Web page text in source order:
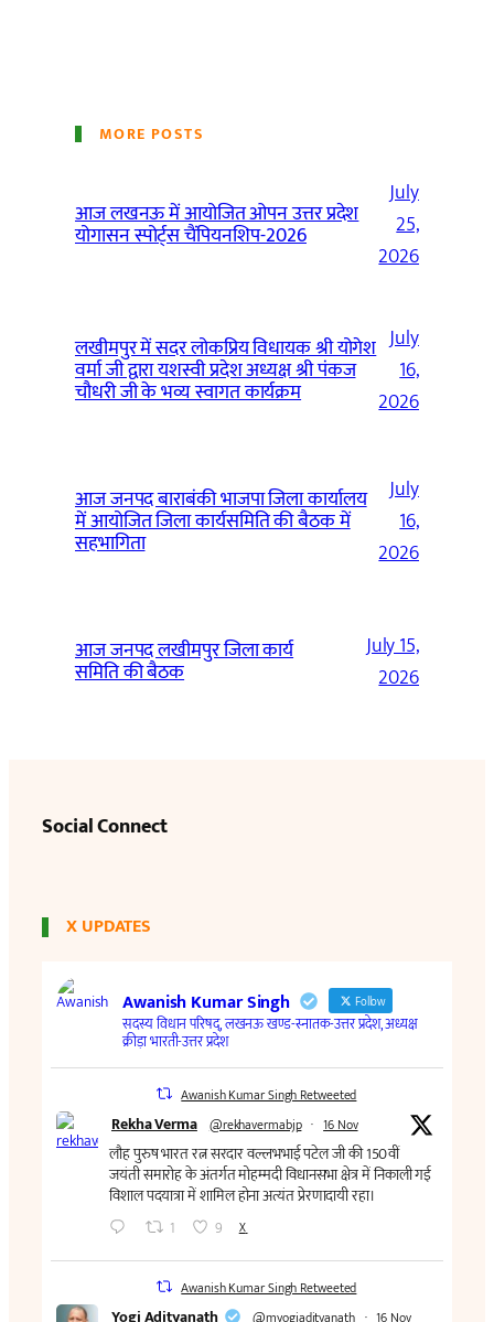
MORE POSTS
आज लखनऊ में आयोजित ओपन उत्तर प्रदेश
योगासन स्पोर्ट्स चैंपियनशिप-2026
July
25,
2026
लखीमपुर में सदर लोकप्रिय विधायक श्री योगेश
वर्मा जी द्वारा यशस्वी प्रदेश अध्यक्ष श्री पंकज
चौधरी जी के भव्य स्वागत कार्यक्रम
July
16,
2026
आज जनपद बाराबंकी भाजपा जिला कार्यालय
में आयोजित जिला कार्यसमिति की बैठक में
सहभागिता
July
16,
2026
आज जनपद लखीमपुर जिला कार्य
समिति की बैठक
July 15,
2026
Social Connect
X UPDATES